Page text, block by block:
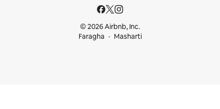
© 2026 Airbnb, Inc.
Faragha
Masharti